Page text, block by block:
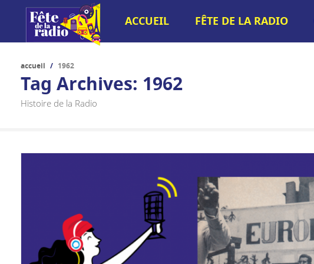
ACCUEIL FÊTE DE LA RADIO
accueil / 1962
Tag Archives: 1962
Histoire de la Radio